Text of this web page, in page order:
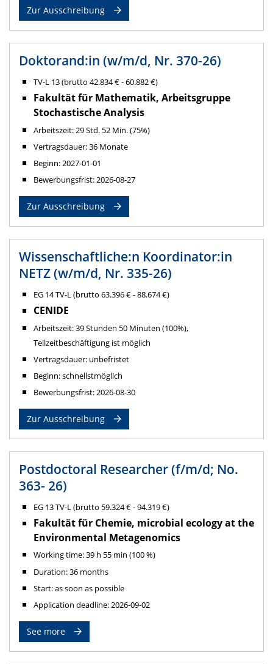
Zur Ausschreibung
Doktorand:in (w/m/d, Nr. 370-26)
TV-L 13 (brutto 42.834 € - 60.882 €)
Fakultät für Mathematik, Arbeitsgruppe
Stochastische Analysis
Arbeitszeit: 29 Std. 52 Min. (75%)
Vertragsdauer: 36 Monate
Beginn: 2027-01-01
Bewerbungsfrist: 2026-08-27
Zur Ausschreibung
Wissenschaftliche:n Koordinator:in
NETZ (w/m/d, Nr. 335-26)
EG 14 TV-L (brutto 63.396 € - 88.674 €)
CENIDE
Arbeitszeit: 39 Stunden 50 Minuten (100%),
Teilzeitbeschäftigung ist möglich
Vertragsdauer: unbefristet
Beginn: schnellstmöglich
Bewerbungsfrist: 2026-08-30
Zur Ausschreibung
Postdoctoral Researcher (f/m/d; No.
363- 26)
EG 13 TV-L (brutto 59.324 € - 94.319 €)
Fakultät für Chemie, microbial ecology at the
Environmental Metagenomics
Working time: 39 h 55 min (100 %)
Duration: 36 months
Start: as soon as possible
Application deadline: 2026-09-02
See more